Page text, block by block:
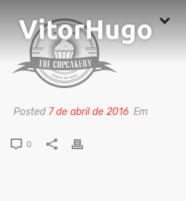
Posted 7 de abril de 2016 Em
0